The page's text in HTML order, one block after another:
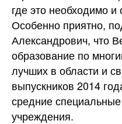
где это необходимо
Особенно приятно,
Александрович, что
образование по
лучших в области и
выпускников 2014
средние
учреждения.